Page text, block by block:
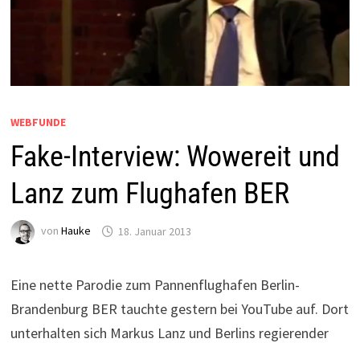
WEBFUNDE
Fake-Interview: Wowereit und
Lanz zum Flughafen BER
von Hauke 18. Januar 2013
Eine nette Parodie zum Pannenflughafen Berlin-
Brandenburg BER tauchte gestern bei YouTube auf. Dort
unterhalten sich Markus Lanz und Berlins regierender